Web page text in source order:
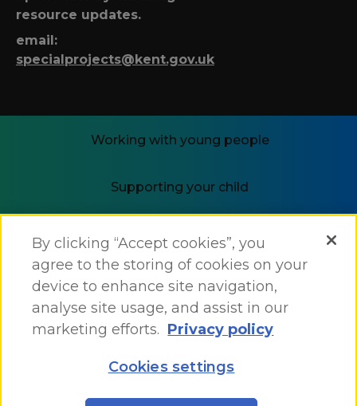
resource updates.
email:
specialprojects@kent.gov.uk
Working with young people
Supporting your child
i-THRIVE
One
By clicking “Accept cookies”, you
agree to the storing of cookies on your
device to enhance site navigation,
analyse site usage, and assist in our
marketing efforts. Privacy policy
Cookies settings